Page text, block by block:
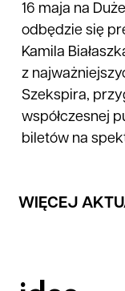
16 maja na
odbędzie się
Kamila
z
Szekspira,
współczesnej
biletów na
WIĘCEJ